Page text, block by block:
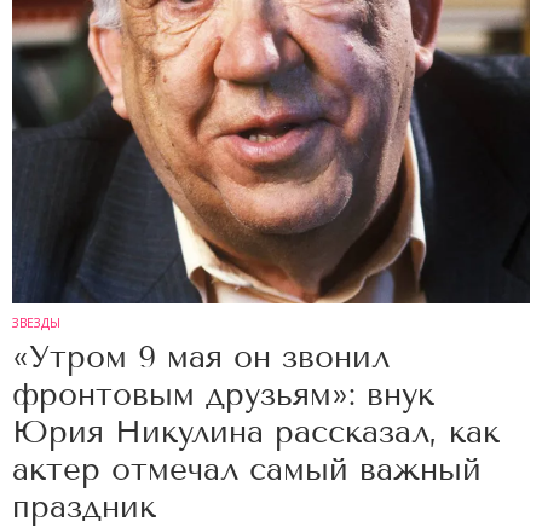
ЗВЕЗДЫ
«Утром 9 мая он звонил
фронтовым друзьям»: внук
Юрия Никулина рассказал, как
актер отмечал самый важный
праздник